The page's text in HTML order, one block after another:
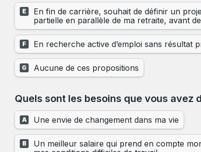
E
En fin de carrière, souhait de définir un
partielle en parallèle de ma retraite, avant
F En recherche active d’emploi sans résultat
G Aucune de ces propositions
Quels sont les besoins que vous avez
A Une envie de changement dans ma vie
B
Un meilleur salaire qui prend en compte